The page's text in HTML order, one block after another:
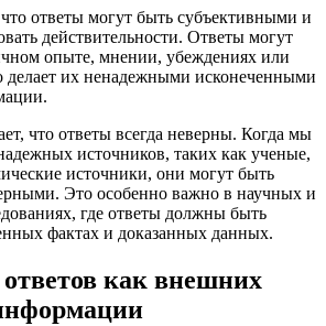
ответы могут быть субъективными и
действительности. Ответы могут
опыте, мнении, убеждениях или
делает их ненадежными исконеченными
что ответы всегда неверны. Когда мы
источников, таких как ученые,
источники, они могут быть
Это особенно важно в научных и
где ответы должны быть
фактах и доказанных данных.
как внешних